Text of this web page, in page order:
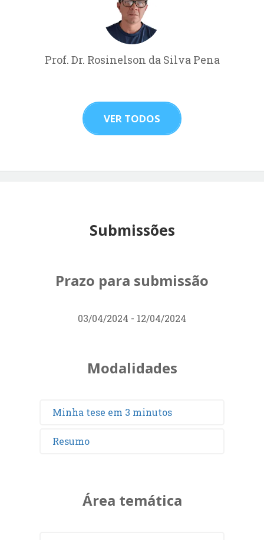
Prof. Dr. Rosinelson da Silva Pena
VER TODOS
Submissões
Prazo para submissão
03/04/2024 - 12/04/2024
Modalidades
Minha tese em 3 minutos
Resumo
Área temática